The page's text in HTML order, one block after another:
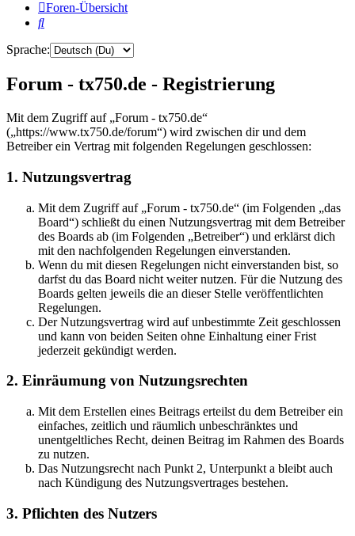
Foren-Übersicht
Suche
Sprache:
Forum - tx750.de - Registrierung
Mit dem Zugriff auf „Forum - tx750.de“
(„https://www.tx750.de/forum“) wird zwischen dir und dem
Betreiber ein Vertrag mit folgenden Regelungen geschlossen:
1. Nutzungsvertrag
Mit dem Zugriff auf „Forum - tx750.de“ (im Folgenden „das
Board“) schließt du einen Nutzungsvertrag mit dem Betreiber
des Boards ab (im Folgenden „Betreiber“) und erklärst dich
mit den nachfolgenden Regelungen einverstanden.
Wenn du mit diesen Regelungen nicht einverstanden bist, so
darfst du das Board nicht weiter nutzen. Für die Nutzung des
Boards gelten jeweils die an dieser Stelle veröffentlichten
Regelungen.
Der Nutzungsvertrag wird auf unbestimmte Zeit geschlossen
und kann von beiden Seiten ohne Einhaltung einer Frist
jederzeit gekündigt werden.
2. Einräumung von Nutzungsrechten
Mit dem Erstellen eines Beitrags erteilst du dem Betreiber ein
einfaches, zeitlich und räumlich unbeschränktes und
unentgeltliches Recht, deinen Beitrag im Rahmen des Boards
zu nutzen.
Das Nutzungsrecht nach Punkt 2, Unterpunkt a bleibt auch
nach Kündigung des Nutzungsvertrages bestehen.
3. Pflichten des Nutzers